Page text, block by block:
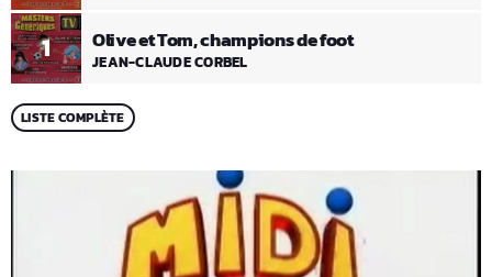
1 Olive et Tom, champions de foot
JEAN-CLAUDE CORBEL
LISTE COMPLÈTE